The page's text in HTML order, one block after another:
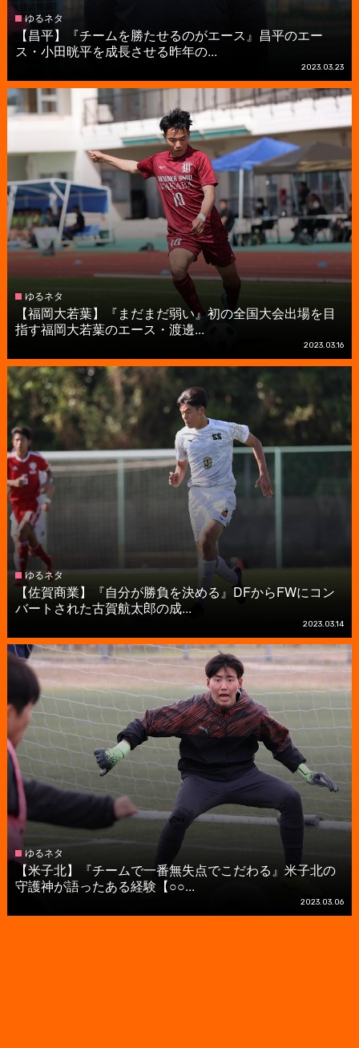
ゆるネタ
【昌平】『チームを勝たせるのがエース』昌平のエー
ス・小田晄平を成長させる昨年の...
2023.03.23
ゆるネタ
【福岡大若葉】『まだまだ弱い』初の全国大会出場を目
指す福岡大若葉のエース・渡邊...
2023.03.16
ゆるネタ
【佐賀商業】『自分が勝負を決める』DFからFWにコン
バートされた古賀航太郎の成...
2023.03.14
ゆるネタ
【米子北】『チームで一番無失点でこだわる』米子北の
守護神が語ったある経験【○○...
2023.03.06